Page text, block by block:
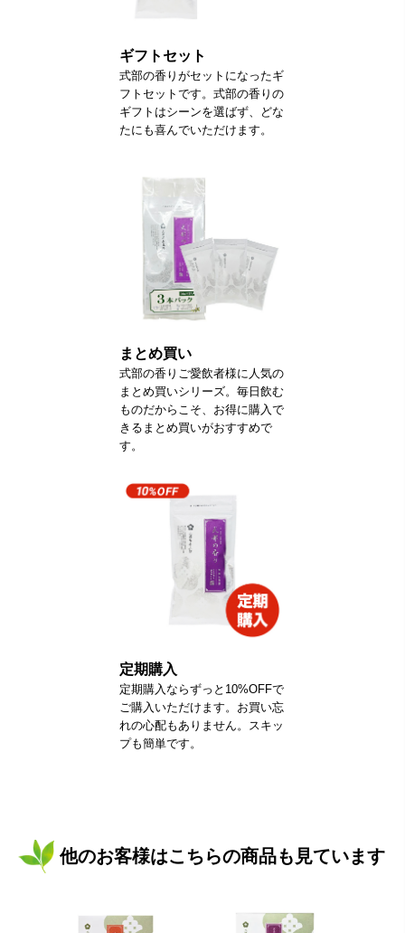
ギフトセット
式部の香りがセットになったギ
フトセットです。式部の香りの
ギフトはシーンを選ばず、どな
たにも喜んでいただけます。
まとめ買い
式部の香りご愛飲者様に人気の
まとめ買いシリーズ。毎日飲む
ものだからこそ、お得に購入で
きるまとめ買いがおすすめで
す。
定期購入
定期購入ならずっと10%OFFで
ご購入いただけます。お買い忘
れの心配もありません。スキッ
プも簡単です。
他のお客様はこちらの商品も見ています